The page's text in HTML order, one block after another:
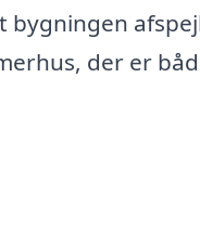
bygningen
der er